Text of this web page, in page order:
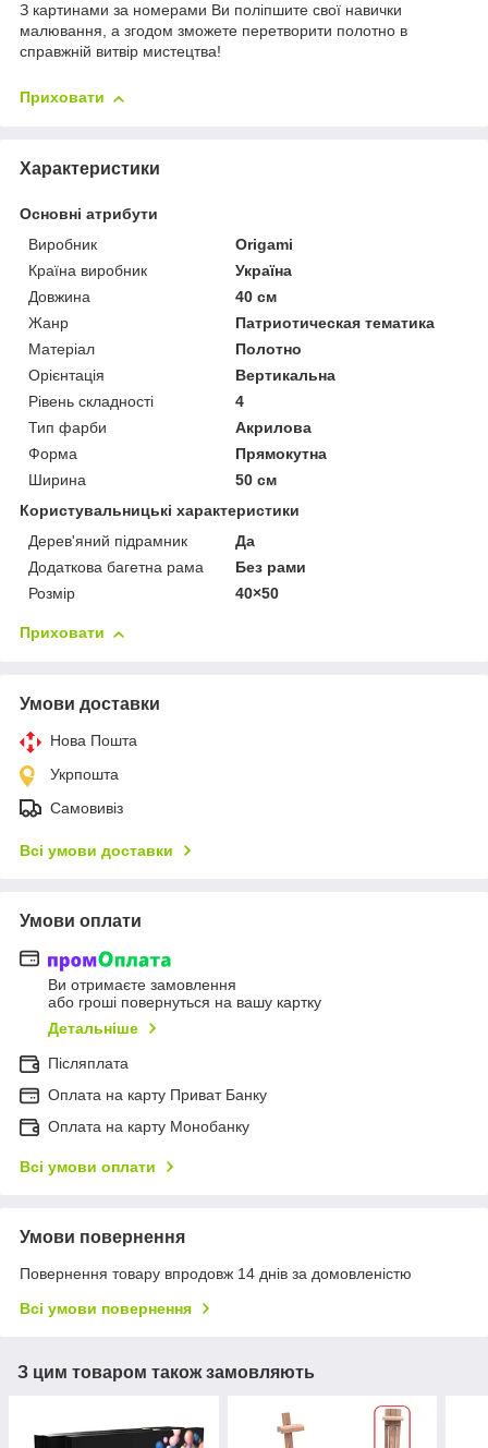
З картинами за номерами Ви поліпшите свої навички
малювання, а згодом зможете перетворити полотно в
справжній витвір мистецтва!
Приховати
Характеристики
Основні атрибути
Виробник
Origami
Країна виробник
Україна
Довжина
40 см
Жанр
Патриотическая тематика
Матеріал
Полотно
Орієнтація
Вертикальна
Рівень складності
4
Тип фарби
Акрилова
Форма
Прямокутна
Ширина
50 см
Користувальницькі характеристики
Дерев'яний підрамник
Да
Додаткова багетна рама
Без рами
Розмір
40×50
Приховати
Умови доставки
Нова Пошта
Укрпошта
Самовивіз
Всі умови доставки
Умови оплати
Ви отримаєте замовлення
або гроші повернуться на вашу картку
Детальніше
Післяплата
Оплата на карту Приват Банку
Оплата на карту Монобанку
Всі умови оплати
Умови повернення
Повернення товару впродовж 14 днів за домовленістю
Всі умови повернення
З цим товаром також замовляють